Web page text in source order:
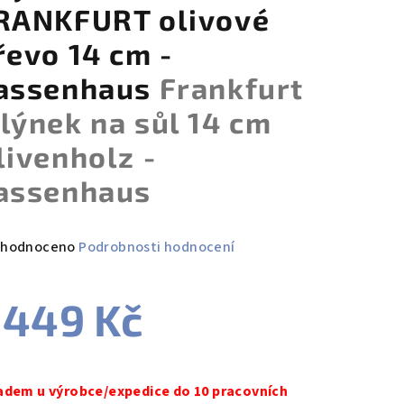
olivové
14 cm -
Frankfurt
na sůl 14 cm
-
Podrobnosti hodnocení
Kč
u výrobce/expedice do 10 pracovních